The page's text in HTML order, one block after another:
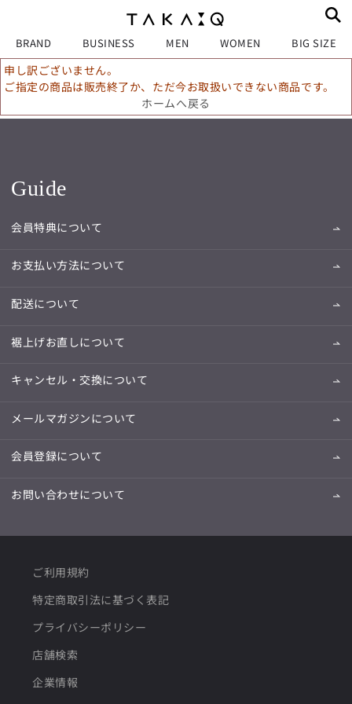
BRAND BUSINESS MEN WOMEN BIG SIZE
申し訳ございません。
ご指定の商品は販売終了か、ただ今お取扱いできない商品です。
ホームへ戻る
Guide
会員特典について
お支払い方法について
配送について
裾上げお直しについて
キャンセル・交換について
メールマガジンについて
会員登録について
お問い合わせについて
ご利用規約
特定商取引法に基づく表記
プライバシーポリシー
店舗検索
企業情報